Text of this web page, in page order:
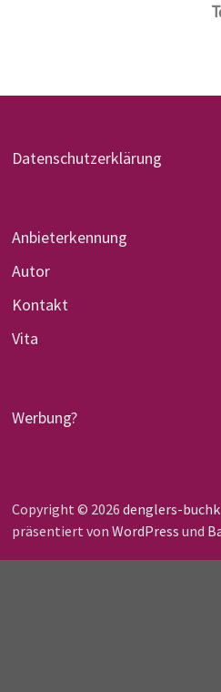
Datenschutzerklärung
Anbieterkennung
Autor
Kontakt
Vita
Werbung?
Copyright © 2026 denglers-
präsentiert von WordPress und